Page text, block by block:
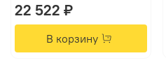
22 522 ₽
В корзину